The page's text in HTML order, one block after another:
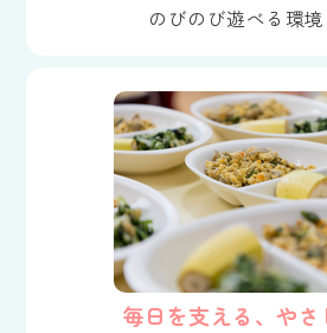
のびのび遊べる環境
毎日を支える、や